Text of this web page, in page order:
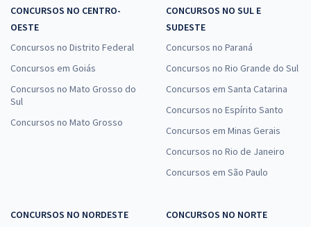
CONCURSOS NO CENTRO-
OESTE
Concursos no Distrito Federal
Concursos em Goiás
Concursos no Mato Grosso do
Sul
Concursos no Mato Grosso
CONCURSOS NO SUL E
SUDESTE
Concursos no Paraná
Concursos no Rio Grande do Sul
Concursos em Santa Catarina
Concursos no Espírito Santo
Concursos em Minas Gerais
Concursos no Rio de Janeiro
Concursos em São Paulo
CONCURSOS NO NORDESTE
CONCURSOS NO NORTE